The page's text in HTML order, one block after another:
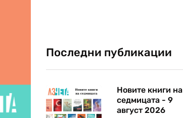
Последни публикации
Новите книги на
седмицата - 9
август 2026